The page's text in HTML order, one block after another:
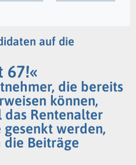
auf die
67!«
die bereits
können,
Rentenalter
werden,
die Beiträge